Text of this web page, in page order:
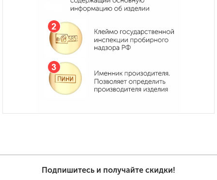
Подпишитесь и получайте скидки!